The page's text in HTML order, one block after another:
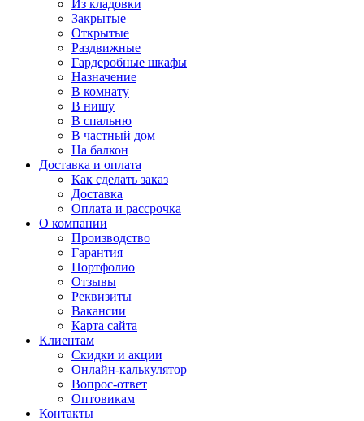
Из кладовки
Закрытые
Открытые
Раздвижные
Гардеробные шкафы
Назначение
В комнату
В нишу
В спальню
В частный дом
На балкон
Доставка и оплата
Как сделать заказ
Доставка
Оплата и рассрочка
О компании
Производство
Гарантия
Портфолио
Отзывы
Реквизиты
Вакансии
Карта сайта
Клиентам
Скидки и акции
Онлайн-калькулятор
Вопрос-ответ
Оптовикам
Контакты